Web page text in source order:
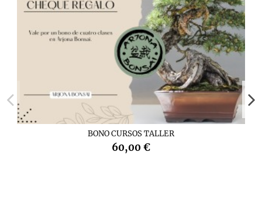
BONO CURSOS TALLER
60,00 €